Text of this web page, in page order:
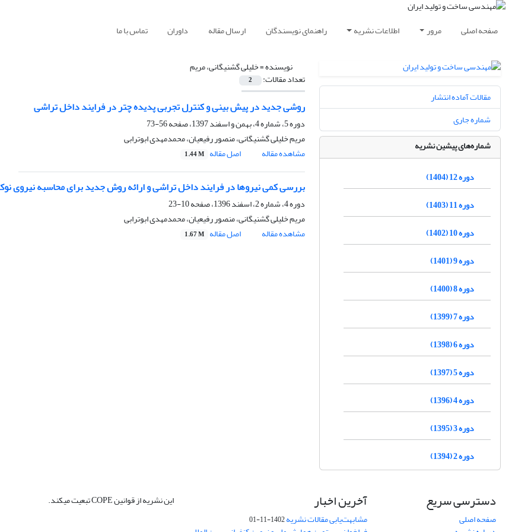
صفحه اصلی مرور اطلاعات نشریه راهنمای نویسندگان ارسال مقاله داوران تماس با ما
نویسنده =خلیلی گشنیگانی، مریم
تعداد مقالات: 2
روشی جدید در پیش‏ بینی و کنترل تجربی پدیده چتر در فرایند داخل‏ تراشی
دوره 5، شماره 4، بهمن و اسفند 1397، صفحه
56-73
مریم خلیلی گشنیگانی، منصور رفیعیان، محمدمهدی ابوترابی
مشاهده مقاله
اصل مقاله 1.44 M
بررسی کمی نیروها در فرایند داخل‏ تراشی و ارائه روش جدید برای محاسبه نیروی
دوره 4، شماره 2، اسفند 1396، صفحه
10-23
مریم خلیلی گشنیگانی، منصور رفیعیان، محمدمهدی ابوترابی
مشاهده مقاله
اصل مقاله 1.67 M
مقالات آماده انتشار
شماره جاری
شماره‌های پیشین نشریه
دوره 12 (1404)
دوره 11 (1403)
دوره 10 (1402)
دوره 9 (1401)
دوره 8 (1400)
دوره 7 (1399)
دوره 6 (1398)
دوره 5 (1397)
دوره 4 (1396)
دوره 3 (1395)
دوره 2 (1394)
دسترسی سریع
صفحه اصلی
آخرین اخبار
مشابهت‌یابی مقالات نشریه1402-11-01
این نشریه از قوانین COPE تبعیت میکند.